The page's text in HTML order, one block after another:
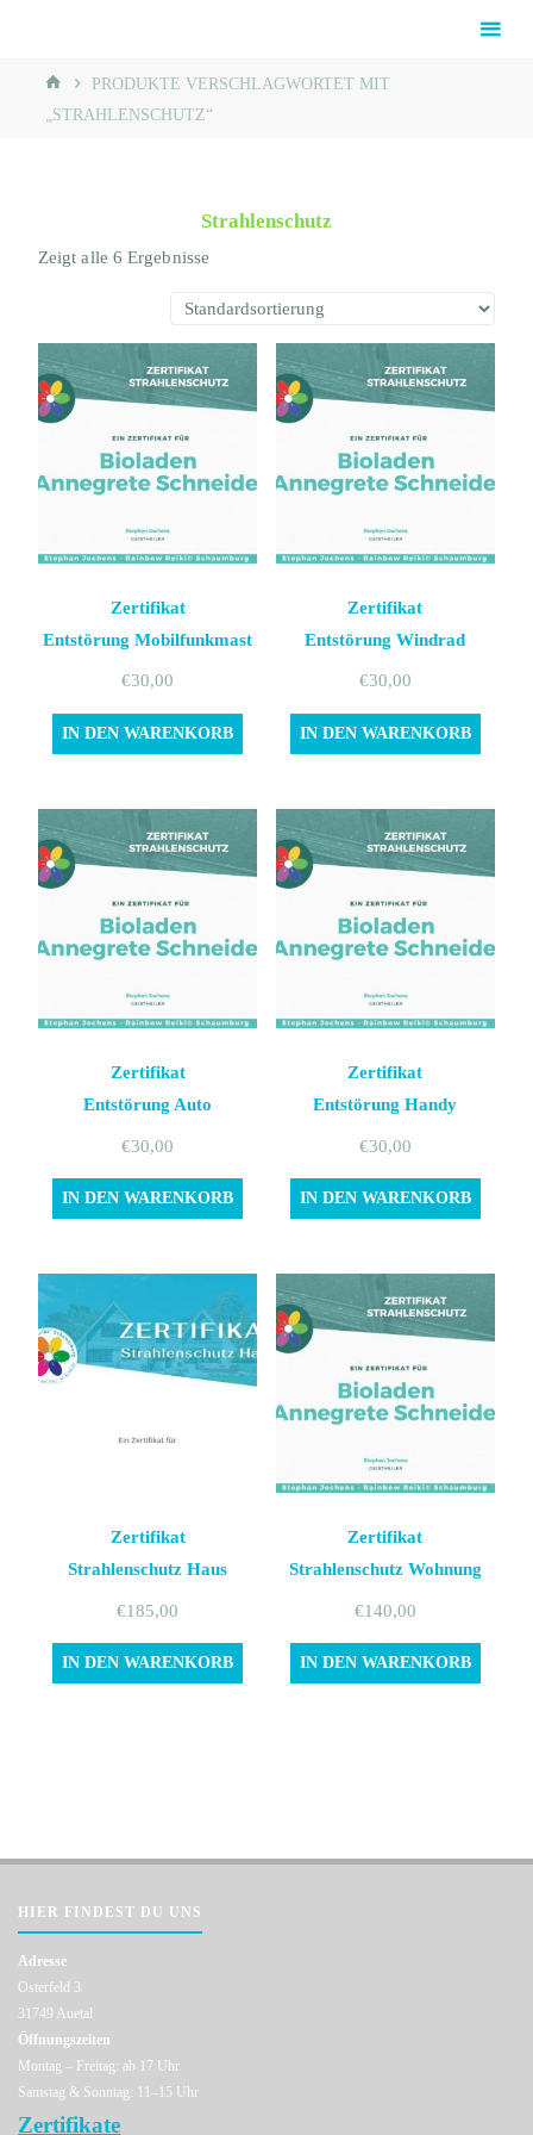
contentSchaumburg
HOMEPRODUKTE VERSCHLAGWORTET MIT
„STRAHLENSCHUTZ“
Strahlenschutz
Zeigt alle 6 Ergebnisse
Zertifikat
Entstörung Mobilfunkmast
€30,00
IN DEN WARENKORB
Zertifikat
Entstörung Windrad
€30,00
IN DEN WARENKORB
Zertifikat
Entstörung Auto
€30,00
IN DEN WARENKORB
Zertifikat
Entstörung Handy
€30,00
IN DEN WARENKORB
Zertifikat
Strahlenschutz Haus
€185,00
IN DEN WARENKORB
Zertifikat
Strahlenschutz Wohnung
€140,00
IN DEN WARENKORB
HIER FINDEST DU UNS
Adresse
Osterfeld 3
31749 Auetal
Öffnungszeiten
Montag – Freitag: ab 17 Uhr
Samstag & Sonntag: 11–15 Uhr
Zertifikate